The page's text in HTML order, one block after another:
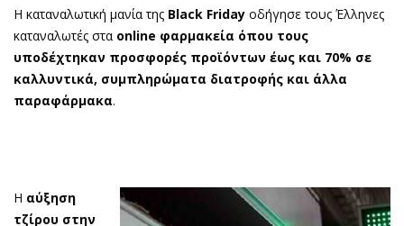
Η καταναλωτική μανία της Black Friday οδήγησε τους Έλληνες
καταναλωτές στα online φαρμακεία όπου τους
υποδέχτηκαν προσφορές προϊόντων έως και 70% σε
καλλυντικά, συμπληρώματα διατροφής και άλλα
παραφάρμακα.
Η αύξηση
τζίρου στην